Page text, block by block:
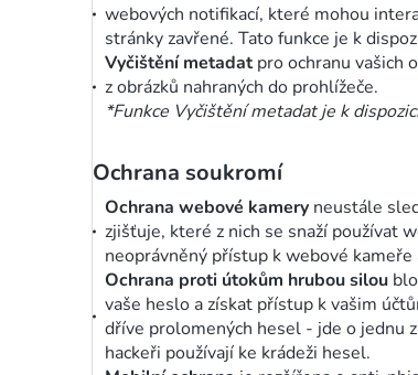
webových notifikací, které mohou
stránky zavřené. Tato funkce je k
Vyčištění metadatpro ochranu vašich
z obrázků nahraných do prohlížeče.
*Funkce Vyčištění metadat je k
Ochrana soukromí
Ochrana webové kamery neustále
zjišťuje, které z nich se snaží používat
neoprávněný přístup k webové
Ochrana proti útokům hrubou silou
vaše heslo a získat přístup k vašim
dříve prolomených hesel - jde o jednu
hackeři používají ke krádeži hesel.